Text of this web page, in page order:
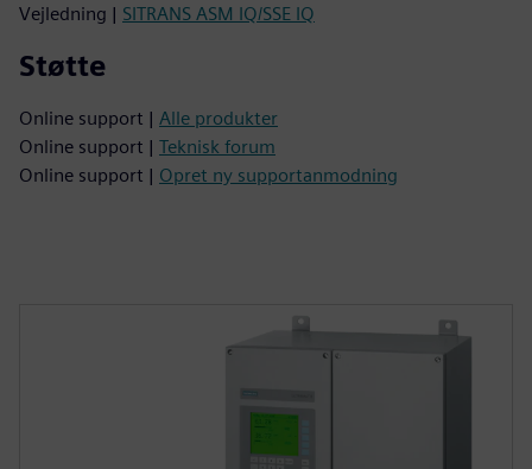
Vejledning | SITRANS ASM IQ/SSE IQ
Støtte
Online support | Alle produkter
Online support | Teknisk forum
Online support | Opret ny supportanmodning